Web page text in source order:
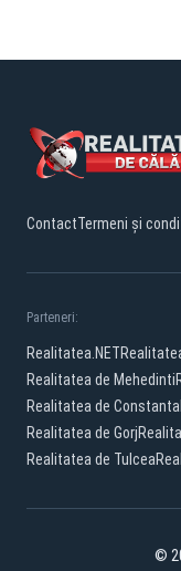
ContactTermeni și
Parteneri:
Realitatea.NET
Realitatea de Mehedinti
Realitatea de Constanta
Realitatea de Gorj
Realitatea de Tulcea
©